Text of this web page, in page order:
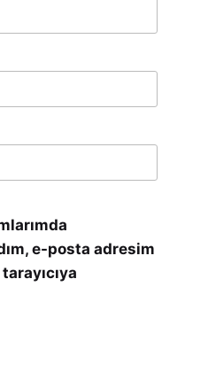
e-posta adresim